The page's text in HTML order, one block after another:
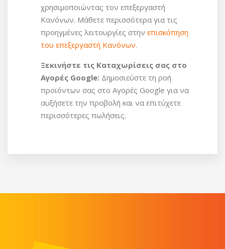
χρησιμοποιώντας τον επεξεργαστή
Κανόνων. Μάθετε περισσότερα για τις
προηγμένες λειτουργίες στην επισκόπηση
του επεξεργαστή Κανόνων.
Ξεκινήστε τις Καταχωρίσεις σας στο
Αγορές Google: Δημοσιεύστε τη ροή
προϊόντων σας στο Αγορές Google για να
αυξήσετε την προβολή και να επιτύχετε
περισσότερες πωλήσεις.